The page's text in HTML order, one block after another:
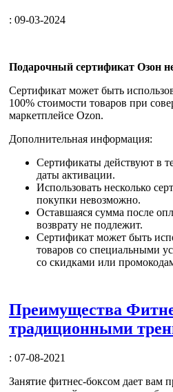
: 09-03-2024
Подарочный сертификат Озон
Сертификат может быть
100% стоимости товаров при
маркетплейсе Ozon.
Дополнительная информация:
Сертификаты действуют в
даты активации.
Использовать несколько
покупки невозможно.
Оставшаяся сумма после
возврату не подлежит.
Сертификат может быть
товаров со специальными
со скидками или
Преимущества
традиционными
: 07-08-2021
Занятие фитнес-боксом дает вам